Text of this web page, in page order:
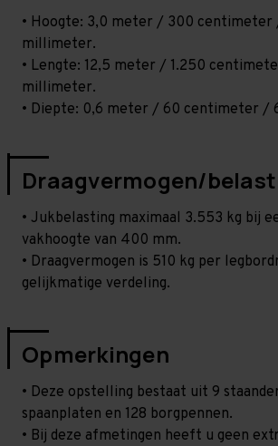
• Hoogte: 3,0 meter / 300 centimeter
millimeter.
• Lengte: 12,5 meter / 1.250
millimeter.
• Diepte: 0,6 meter / 60 centimeter /
Draagvermogen/
• Jukbelasting maximaal 3.553 kg bij
vakhoogte van 400 mm.
• Draagvermogen is 510 kg per
gelijkmatige verdeling.
Opmerkingen
• Deze opstelling bestaat uit 9
spaanplaten en 128 borgpennen.
• Bij deze afmetingen heeft u geen